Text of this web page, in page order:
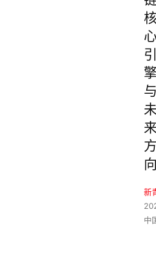
新
中